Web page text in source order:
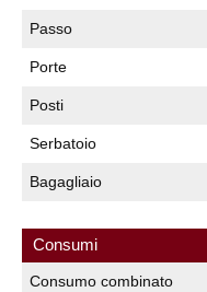
Passo
Porte
Posti
Serbatoio
Bagagliaio
Consumi
Consumo combinato